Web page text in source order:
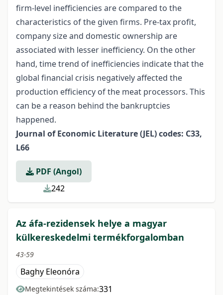
firm-level inefficiencies are compared to the
characteristics of the given firms. Pre-tax profit,
company size and domestic ownership are
associated with lesser inefficiency. On the other
hand, time trend of inefficiencies indicate that the
global financial crisis negatively affected the
production efficiency of the meat processors. This
can be a reason behind the bankruptcies
happened.
Journal of Economic Literature (JEL) codes: C33,
L66
PDF (Angol)
242
Az áfa-rezidensek helye a magyar
külkereskedelmi termékforgalomban
43-59
Baghy Eleonóra
Megtekintések száma:331